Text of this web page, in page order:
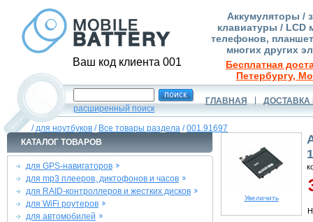
Ваш код клиента 001
Аккумуляторы /
клавиатуры / LCD
телефонов,
многих других
Бесплатная
Петербургу,
расширенный поиск
ГЛАВНАЯ ДОСТАВКА
/для ноутбуков / Все товары раздела /001.91697
КАТАЛОГ ТОВАРОВ
для GPS-навигаторов
для mp3 плееров, диктофонов и часов
для RAID-контроллеров и жестких дисков
для WiFi роутеров
для автомобилей
Увеличить